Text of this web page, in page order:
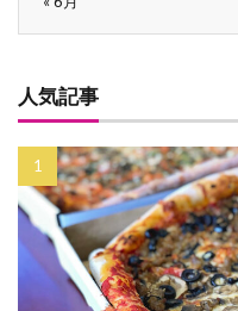
人気記事